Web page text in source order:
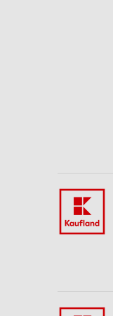
Nicht-IAB-
Notwendig